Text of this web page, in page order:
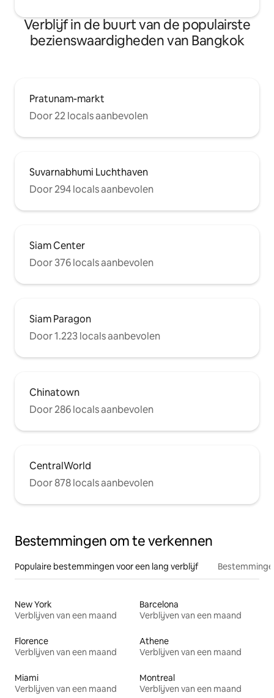
Verblijf in de buurt van de populairste
bezienswaardigheden van Bangkok
Pratunam-markt
Door 22 locals aanbevolen
Suvarnabhumi Luchthaven
Door 294 locals aanbevolen
Siam Center
Door 376 locals aanbevolen
Siam Paragon
Door 1.223 locals aanbevolen
Chinatown
Door 286 locals aanbevolen
CentralWorld
Door 878 locals aanbevolen
Bestemmingen om te verkennen
Populaire bestemmingen voor een lang verblijf
New York
Verblijven van een maand
Barcelona
Verblijven van een maand
Florence
Verblijven van een maand
Athene
Verblijven van een maand
Miami
Verblijven van een maand
Montreal
Verblijven van een maand